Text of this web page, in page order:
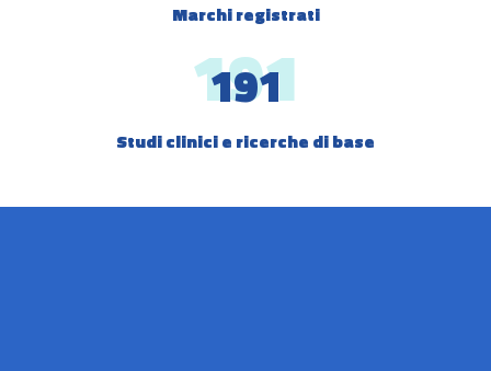
Marchi registrati
191
Studi clinici e ricerche di base